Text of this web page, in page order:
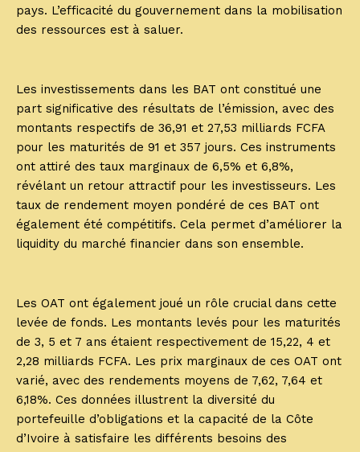
pays. L’efficacité du gouvernement dans la mobilisation
des ressources est à saluer.
Les investissements dans les BAT ont constitué une
part significative des résultats de l’émission, avec des
montants respectifs de 36,91 et 27,53 milliards FCFA
pour les maturités de 91 et 357 jours. Ces instruments
ont attiré des taux marginaux de 6,5% et 6,8%,
révélant un retour attractif pour les investisseurs. Les
taux de rendement moyen pondéré de ces BAT ont
également été compétitifs. Cela permet d’améliorer la
liquidity du marché financier dans son ensemble.
Les OAT ont également joué un rôle crucial dans cette
levée de fonds. Les montants levés pour les maturités
de 3, 5 et 7 ans étaient respectivement de 15,22, 4 et
2,28 milliards FCFA. Les prix marginaux de ces OAT ont
varié, avec des rendements moyens de 7,62, 7,64 et
6,18%. Ces données illustrent la diversité du
portefeuille d’obligations et la capacité de la Côte
d’Ivoire à satisfaire les différents besoins des